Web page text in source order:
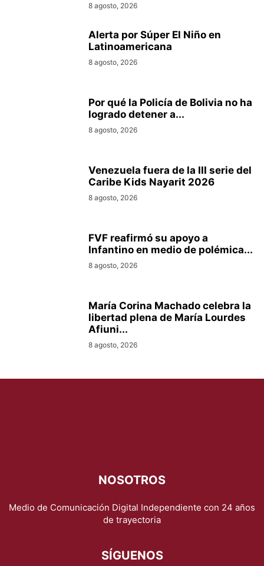
8 agosto, 2026
Alerta por Súper El Niño en
Latinoamericana
8 agosto, 2026
Por qué la Policía de Bolivia no ha
logrado detener a...
8 agosto, 2026
Venezuela fuera de la III serie del
Caribe Kids Nayarit 2026
8 agosto, 2026
FVF reafirmó su apoyo a
Infantino en medio de polémica...
8 agosto, 2026
María Corina Machado celebra la
libertad plena de María Lourdes
Afiuni...
8 agosto, 2026
NOSOTROS
Medio de Comunicación Digital Independiente con 24 años
de trayectoria
SÍGUENOS